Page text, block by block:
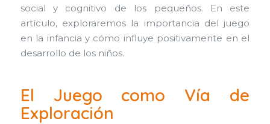
social y cognitivo de los pequeños. En este
artículo, exploraremos la importancia del juego
en la infancia y cómo influye positivamente en el
desarrollo de los niños.
El Juego como Vía de
Exploración